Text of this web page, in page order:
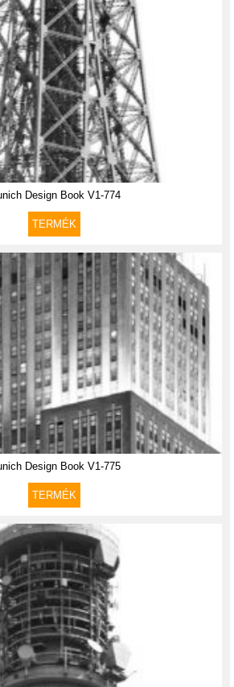
Design Book V1-774
TERMÉK
Design Book V1-775
TERMÉK